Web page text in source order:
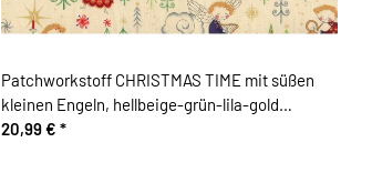
Patchworkstoff CHRISTMAS TIME mit süßen
kleinen Engeln, hellbeige-grün-lila-gold
metallic
20,99 € *